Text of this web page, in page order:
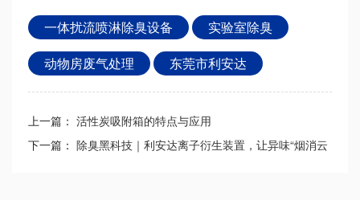
一体扰流喷淋除臭设备
实验室除臭
动物房废气处理
东莞市利安达
上一篇： 活性炭吸附箱的特点与应用
下一篇： 除臭黑科技｜利安达离子衍生装置，让异味“烟消云